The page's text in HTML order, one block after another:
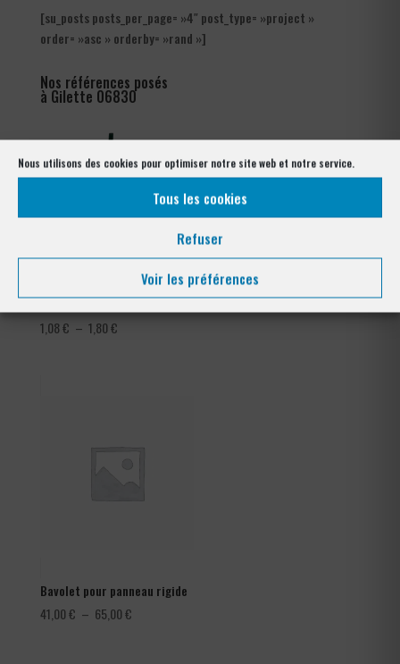
Nous utilisons des cookies pour optimiser notre site web et notre service.
Tous les cookies
Refuser
Voir les préférences
[su_posts posts_per_page= »4″ post_type= »project »
order= »asc » orderby= »rand »]
Nos références posés
à Gilette 06830
Tendeur Plastifié
1,08€ – 1,80€Plage
Grillage Bordure Parisienne
Bavolet pour panneau rigide
41,00€ – 65,00€Plage